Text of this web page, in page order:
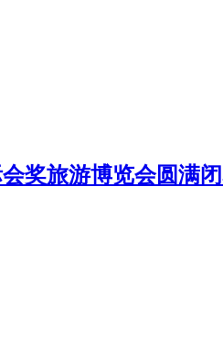
奖旅游博览会圆满